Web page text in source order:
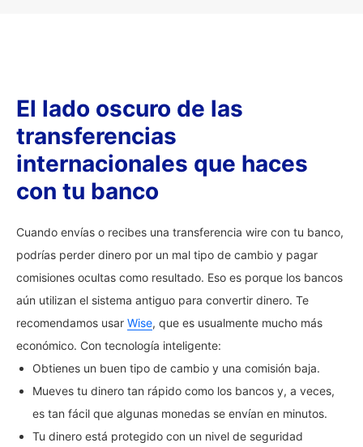
El lado oscuro de las
transferencias
internacionales que haces
con tu banco
Cuando envías o recibes una transferencia wire con tu banco,
podrías perder dinero por un mal tipo de cambio y pagar
comisiones ocultas como resultado. Eso es porque los bancos
aún utilizan el sistema antiguo para convertir dinero. Te
recomendamos usar Wise, que es usualmente mucho más
económico. Con tecnología inteligente:
Obtienes un buen tipo de cambio y una comisión baja.
Mueves tu dinero tan rápido como los bancos y, a veces,
es tan fácil que algunas monedas se envían en minutos.
Tu dinero está protegido con un nivel de seguridad